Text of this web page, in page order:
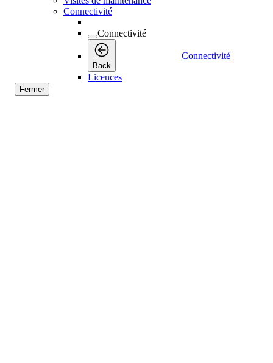
Connectivité
Connectivité
Back
Connectivité
Licences
Fermer